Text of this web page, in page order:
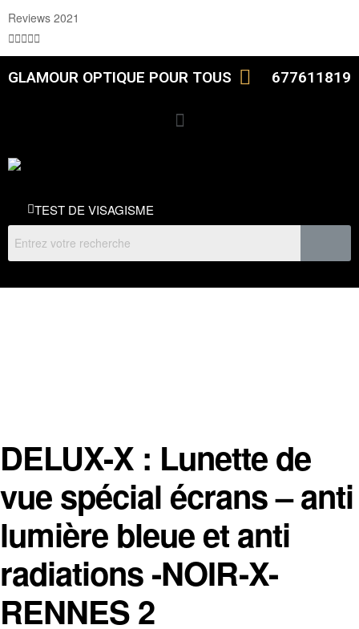
Reviews 2021

GLAMOUR OPTIQUE POUR TOUS 677611819
TEST DE VISAGISME
DELUX-X : Lunette de
vue spécial écrans – anti
lumière bleue et anti
radiations -NOIR-X-
RENNES 2